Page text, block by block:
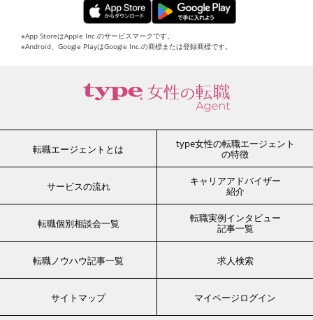
※App StoreはApple Inc.のサービスマークです。
※Android、Google PlayはGoogle Inc.の商標または登録商標です。
転職エージェントとは
type女性の転職エージェント
の特徴
サービスの流れ
キャリアアドバイザー
紹介
転職個別相談会一覧
転職実例インタビュー
記事一覧
転職ノウハウ記事一覧 求人検索
サイトマップ マイページログイン